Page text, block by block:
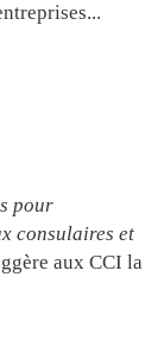
pour
consulaires et
aux CCI la